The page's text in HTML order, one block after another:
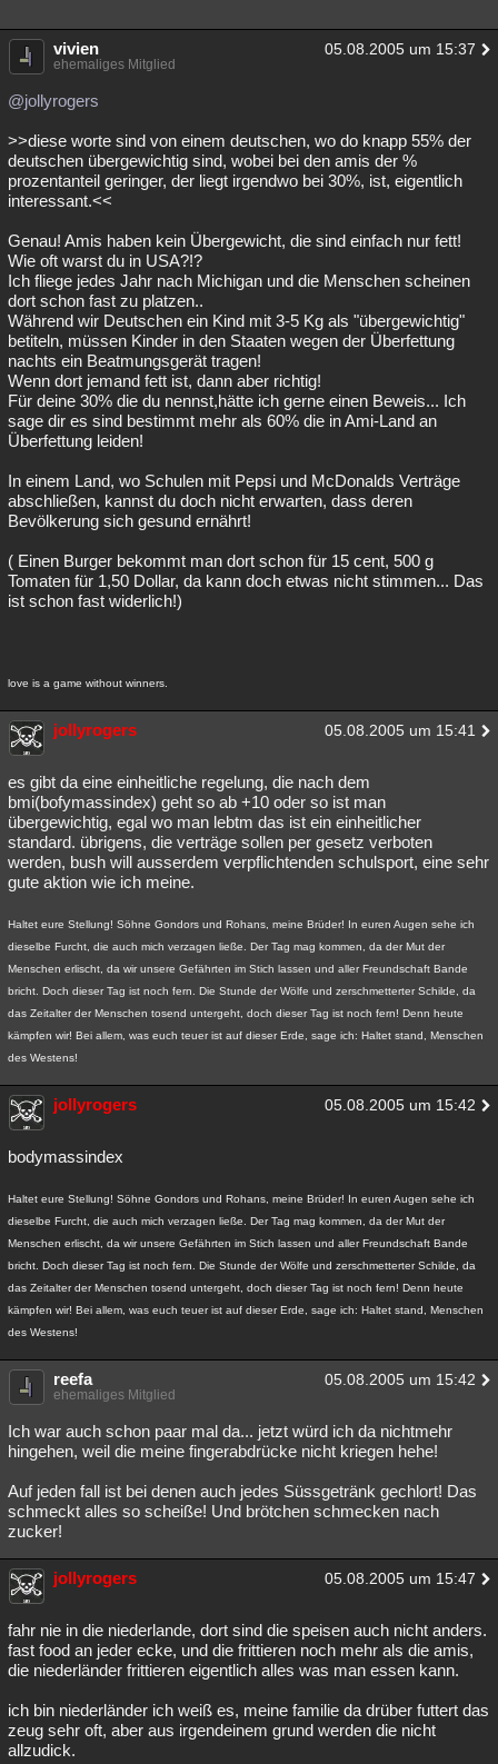
vivien 05.08.2005 um 15:37
ehemaliges Mitglied
@jollyrogers
>>diese worte sind von einem deutschen, wo do knapp 55% der
deutschen übergewichtig sind, wobei bei den amis der %
prozentanteil geringer, der liegt irgendwo bei 30%, ist, eigentlich
interessant.<<
Genau! Amis haben kein Übergewicht, die sind einfach nur fett!
Wie oft warst du in USA?!?
Ich fliege jedes Jahr nach Michigan und die Menschen scheinen
dort schon fast zu platzen..
Während wir Deutschen ein Kind mit 3-5 Kg als "übergewichtig"
betiteln, müssen Kinder in den Staaten wegen der Überfettung
nachts ein Beatmungsgerät tragen!
Wenn dort jemand fett ist, dann aber richtig!
Für deine 30% die du nennst,hätte ich gerne einen Beweis... Ich
sage dir es sind bestimmt mehr als 60% die in Ami-Land an
Überfettung leiden!
In einem Land, wo Schulen mit Pepsi und McDonalds Verträge
abschließen, kannst du doch nicht erwarten, dass deren
Bevölkerung sich gesund ernährt!
( Einen Burger bekommt man dort schon für 15 cent, 500 g
Tomaten für 1,50 Dollar, da kann doch etwas nicht stimmen... Das
ist schon fast widerlich!)
love is a game without winners.
jollyrogers 05.08.2005 um 15:41
es gibt da eine einheitliche regelung, die nach dem
bmi(bofymassindex) geht so ab +10 oder so ist man
übergewichtig, egal wo man lebtm das ist ein einheitlicher
standard. übrigens, die verträge sollen per gesetz verboten
werden, bush will ausserdem verpflichtenden schulsport, eine sehr
gute aktion wie ich meine.
Haltet eure Stellung! Söhne Gondors und Rohans, meine Brüder! In euren Augen sehe ich
dieselbe Furcht, die auch mich verzagen ließe. Der Tag mag kommen, da der Mut der
Menschen erlischt, da wir unsere Gefährten im Stich lassen und aller Freundschaft Bande
bricht. Doch dieser Tag ist noch fern. Die Stunde der Wölfe und zerschmetterter Schilde, da
das Zeitalter der Menschen tosend untergeht, doch dieser Tag ist noch fern! Denn heute
kämpfen wir! Bei allem, was euch teuer ist auf dieser Erde, sage ich: Haltet stand, Menschen
des Westens!
jollyrogers 05.08.2005 um 15:42
bodymassindex
Haltet eure Stellung! Söhne Gondors und Rohans, meine Brüder! In euren Augen sehe ich
dieselbe Furcht, die auch mich verzagen ließe. Der Tag mag kommen, da der Mut der
Menschen erlischt, da wir unsere Gefährten im Stich lassen und aller Freundschaft Bande
bricht. Doch dieser Tag ist noch fern. Die Stunde der Wölfe und zerschmetterter Schilde, da
das Zeitalter der Menschen tosend untergeht, doch dieser Tag ist noch fern! Denn heute
kämpfen wir! Bei allem, was euch teuer ist auf dieser Erde, sage ich: Haltet stand, Menschen
des Westens!
reefa 05.08.2005 um 15:42
ehemaliges Mitglied
Ich war auch schon paar mal da... jetzt würd ich da nichtmehr
hingehen, weil die meine fingerabdrücke nicht kriegen hehe!
Auf jeden fall ist bei denen auch jedes Süssgetränk gechlort! Das
schmeckt alles so scheiße! Und brötchen schmecken nach
zucker!
jollyrogers 05.08.2005 um 15:47
fahr nie in die niederlande, dort sind die speisen auch nicht anders.
fast food an jeder ecke, und die frittieren noch mehr als die amis,
die niederländer frittieren eigentlich alles was man essen kann.
ich bin niederländer ich weiß es, meine familie da drüber futtert das
zeug sehr oft, aber aus irgendeinem grund werden die nicht
allzudick.